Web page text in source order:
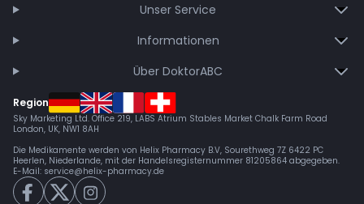
Unser Service
Informationen
Über DoktorABC
Region
Sky Marketing Ltd. Office 219, LABS Atrium Stables Market Chalk Farm Road
London, UK, NW1 8AH
Die Medikamente werden von Helix Pharmacy B.V, Sourethweg 7Z 6422 PC
Heerlen, Niederlande, mit der Handelsregisternummer 81205864 abgegeben.
E-Mail: service@helix-pharmacy.de